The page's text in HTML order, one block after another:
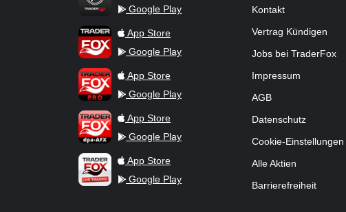
Google Play
TraderFox AppApp Store
Google Play
TraderFox ProApp Store
Google Play
TraderFox dpa-AFX ProFeed
App Store
Google Play
TraderFox Live Trading
App Store
Google Play
Kontakt
Vertrag Kündigen
Jobs bei TraderFox
Impressum
AGB
Datenschutz
Cookie-Einstellungen
Alle Aktien
Barrierefreiheit